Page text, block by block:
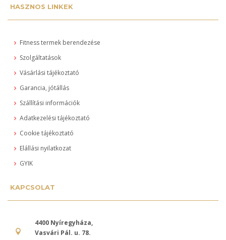
HASZNOS LINKEK
Fitness termek berendezése
Szolgáltatások
Vásárlási tájékoztató
Garancia, jótállás
Szállítási információk
Adatkezelési tájékoztató
Cookie tájékoztató
Elállási nyilatkozat
GYIK
KAPCSOLAT
4400 Nyíregyháza,
Vasvári Pál. u. 78.